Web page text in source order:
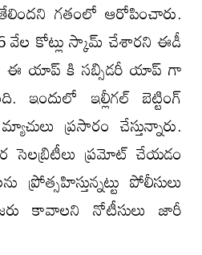
తేలిందని గతంలో ఆరోపించారు.
కోట్లు స్కామ్ చేశారని ఈడీ
ఈ యాప్ కి సబ్సిడరీ యాప్ గా
ఇందులో ఇల్లీగల్ బెట్టింగ్
ప్రసారం చేస్తున్నారు.
ప్రమోట్ చేయడం
పోలీసులు
కావాలని నోటీసులు జారీ